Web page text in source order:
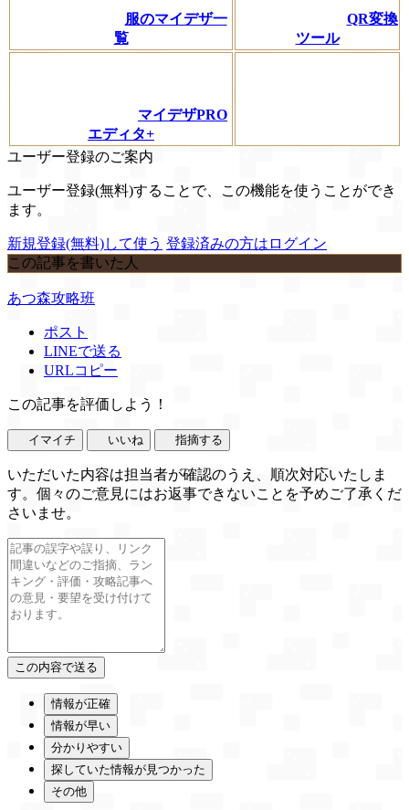
服のマイデザ一
覧
QR変換
ツール
マイデザPRO
エディタ+
ユーザー登録のご案内
ユーザー登録(無料)することで、この機能を使うことができ
ます。
新規登録(無料)して使う 登録済みの方はログイン
この記事を書いた人
あつ森攻略班
ポスト
LINEで送る
URLコピー
この記事を評価しよう！
イマイチ いいね 指摘する
いただいた内容は担当者が確認のうえ、順次対応いたしま
す。個々のご意見にはお返事できないことを予めご了承くだ
さいませ。
情報が正確
情報が早い
分かりやすい
探していた情報が見つかった
その他